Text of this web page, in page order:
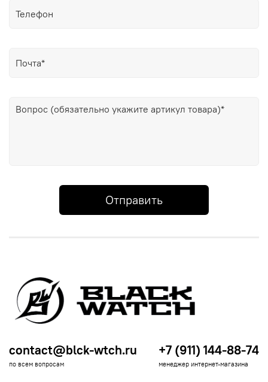
Отправить
contact@blck-wtch.ru
по всем вопросам
+7 (911) 144-88-74
менеджер интернет-магазина